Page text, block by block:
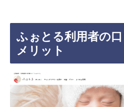
ふぉとる利用者の
メリット